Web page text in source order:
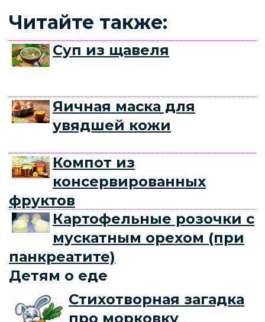
Читайте также:
Суп из щавеля
Яичная маска для
увядшей кожи
Компот из
консервированных
фруктов
Картофельные розочки с
мускатным орехом (при
панкреатите)
Детям о еде
Стихотворная загадка
про морковку